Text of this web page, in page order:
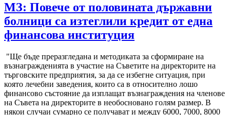
МЗ: Повече от половината държавни
болници са изтеглили кредит от една
финансова институция
"Ще бъде преразгледана и методиката за сформиране на
възнагражденията в участие на Съветите на директорите на
търговските предприятия, за да се избегне ситуация, при
която лечебни заведения, които са в относително лошо
финансово състояние да изплащат възнаграждения на членове
на Съвета на директорите в необосновано голям размер. В
някои случаи сумарно се получават и между 6000, 7000, 8000